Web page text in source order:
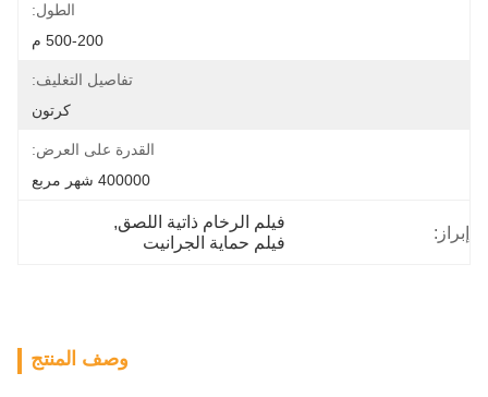
الطول:
500-200 م
تفاصيل التغليف:
كرتون
القدرة على العرض:
400000 شهر مربع
إبراز:
فيلم الرخام ذاتية اللصق,
فيلم حماية الجرانيت
وصف المنتج